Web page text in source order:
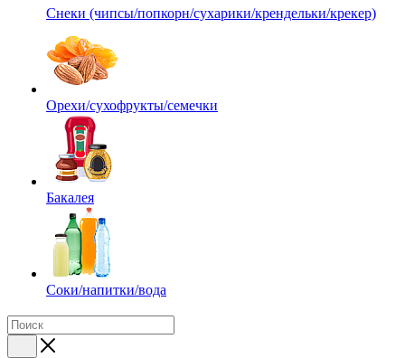
Снеки (чипсы/попкорн/сухарики/крендельки/крекер)
Орехи/сухофрукты/семечки
Бакалея
Соки/напитки/вода